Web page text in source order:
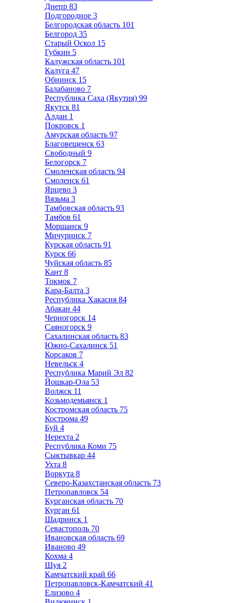
Днепр 83
Подгородное 3
Белгородская область 101
Белгород 35
Старый Оскол 15
Губкин 5
Калужская область 101
Калуга 47
Обнинск 15
Балабаново 7
Республика Саха (Якутия) 99
Якутск 81
Алдан 1
Покровск 1
Амурская область 97
Благовещенск 63
Свободный 9
Белогорск 7
Смоленская область 94
Смоленск 61
Ярцево 3
Вязьма 3
Тамбовская область 93
Тамбов 61
Моршанск 9
Мичуринск 7
Курская область 91
Курск 66
Чуйская область 85
Кант 8
Токмок 7
Кара-Балта 3
Республика Хакасия 84
Абакан 44
Черногорск 14
Саяногорск 9
Сахалинская область 83
Южно-Сахалинск 51
Корсаков 7
Невельск 4
Республика Марий Эл 82
Йошкар-Ола 53
Волжск 11
Козьмодемьянск 1
Костромская область 75
Кострома 49
Буй 4
Нерехта 2
Республика Коми 75
Сыктывкар 44
Ухта 8
Воркута 8
Северо-Казахстанская область 73
Петропавловск 54
Курганская область 70
Курган 61
Шадринск 1
Севастополь 70
Ивановская область 69
Иваново 49
Кохма 4
Шуя 2
Камчатский край 66
Петропавловск-Камчатский 41
Елизово 4